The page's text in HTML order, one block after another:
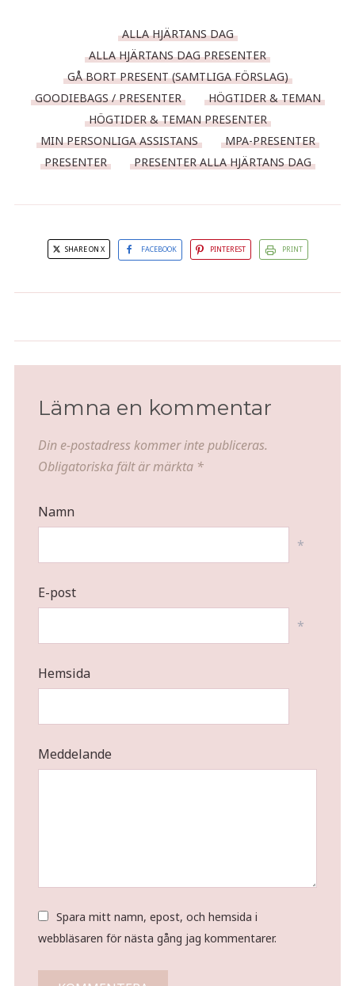
ALLA HJÄRTANS DAG
ALLA HJÄRTANS DAG PRESENTER
GÅ BORT PRESENT (SAMTLIGA FÖRSLAG)
GOODIEBAGS / PRESENTER
HÖGTIDER & TEMAN
HÖGTIDER & TEMAN PRESENTER
MIN PERSONLIGA ASSISTANS
MPA-PRESENTER
PRESENTER
PRESENTER ALLA HJÄRTANS DAG
SHARE ON X FACEBOOK PINTEREST PRINT
Becca
Lämna en kommentar
Din e-postadress kommer inte publiceras.
Obligatoriska fält är märkta *
Namn
*
E-post
*
Hemsida
Meddelande
Spara mitt namn, epost, och hemsida i
webbläsaren för nästa gång jag kommentarer.